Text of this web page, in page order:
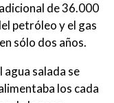
de 36.000
petróleo y el gas
sólo dos años.
salada se
los cada